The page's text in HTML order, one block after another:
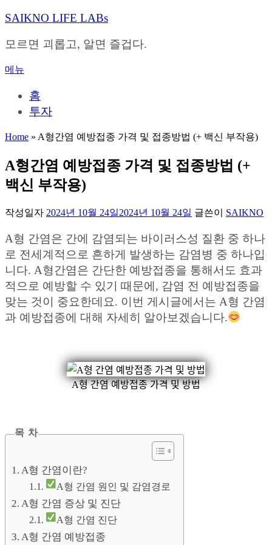
내
으
바
SAIKNO LIFE LABs
모르면 괴롭고, 알면 즐겁다.
메뉴
홈
투자
Home » A형간염 예방접종 가격 및 접종방법 (+ 백신 부작용)
A형간염 예방접종 가격 및 접종방법 (+
백신 부작용)
작성일자 2024년 10월 24일2024년 10월 24일 글쓴이 SAIKNO
A형 간염은 간에 감염되는 바이러스성 질환 중 하나
로 전세계적으로 흔하게 발생하는 감염병 중 하나입
니다. A형간염은 간단한 예방접종을 통해서도 효과
적으로 예방할 수 있기 때문에, 감염 전 예방접종을
맞는 것이 중요한데요. 이번 게시글에서는 A형 간염
과 예방접종에 대해 자세히 알아보겠습니다.
A형 간염 예방접종 가격 및 방법
목 차
A형 간염이란?
A형 간염 원인 및 감염경로
A형 간염 증상 및 진단
A형 간염 진단
A형 간염 예방접종